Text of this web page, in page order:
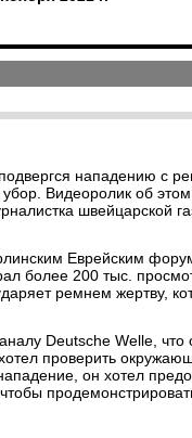
нападению с
Видеоролик об
швейцарской
Еврейским
более 200 тыс.
ремнем жертву,
Deutsche Welle, что
проверить
он хотел